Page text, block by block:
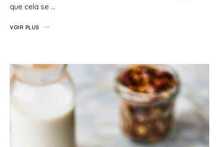
que cela se …
VOIR PLUS